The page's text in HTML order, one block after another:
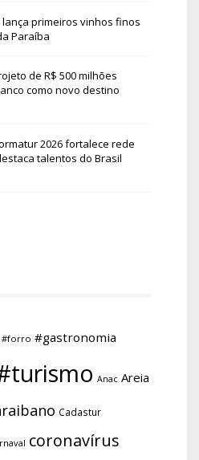
lança primeiros vinhos finos
Paraíba
de R$ 500 milhões
como novo destino
2026 fortalece rede
talentos do Brasil
#forro #gastronomia
Anac Areia
Cadastur
coronavírus